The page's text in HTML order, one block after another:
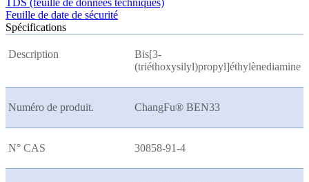
TDS (feuille de données techniques)
Feuille de date de sécurité
Spécifications
Description
Bis[3-
(triéthoxysilyl)propyl]éthylènediamine
Numéro de produit. ChangFu® BEN33
N° CAS 30858-91-4